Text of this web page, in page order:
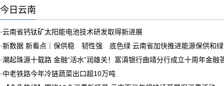
今日云南
·云南省钙钛矿太阳能电池技术研发取得新进展
·新数据 新看点｜保供稳 韧性强 底色绿 云南省加快推进能源保供和
·潮起珠源十载路 金融“活水”润雄关！富滇银行曲靖分行成立十周年金融
·中老铁路今年冷链蔬菜出口超10万吨